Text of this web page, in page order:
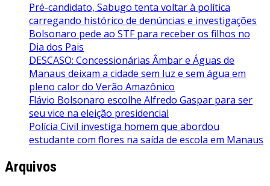
Pré-candidato, Sabugo tenta voltar à política
carregando histórico de denúncias e investigações
Bolsonaro pede ao STF para receber os filhos no
Dia dos Pais
DESCASO: Concessionárias Âmbar e Águas de
Manaus deixam a cidade sem luz e sem água em
pleno calor do Verão Amazônico
Flávio Bolsonaro escolhe Alfredo Gaspar para ser
seu vice na eleição presidencial
Polícia Civil investiga homem que abordou
estudante com flores na saída de escola em Manaus
Arquivos